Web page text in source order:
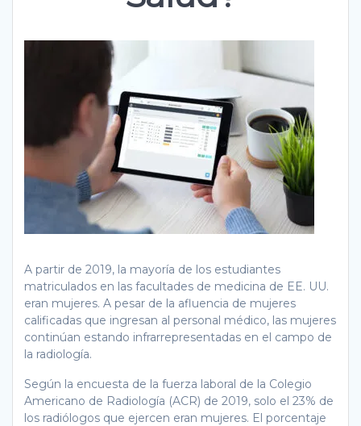
A partir de 2019, la mayoría de los estudiantes
matriculados en las facultades de medicina de EE. UU.
eran mujeres. A pesar de la afluencia de mujeres
calificadas que ingresan al personal médico, las mujeres
continúan estando infrarrepresentadas en el campo de
la radiología.
Según la encuesta de la fuerza laboral de la Colegio
Americano de Radiología (ACR) de 2019, solo el 23% de
los radiólogos que ejercen eran mujeres. El porcentaje